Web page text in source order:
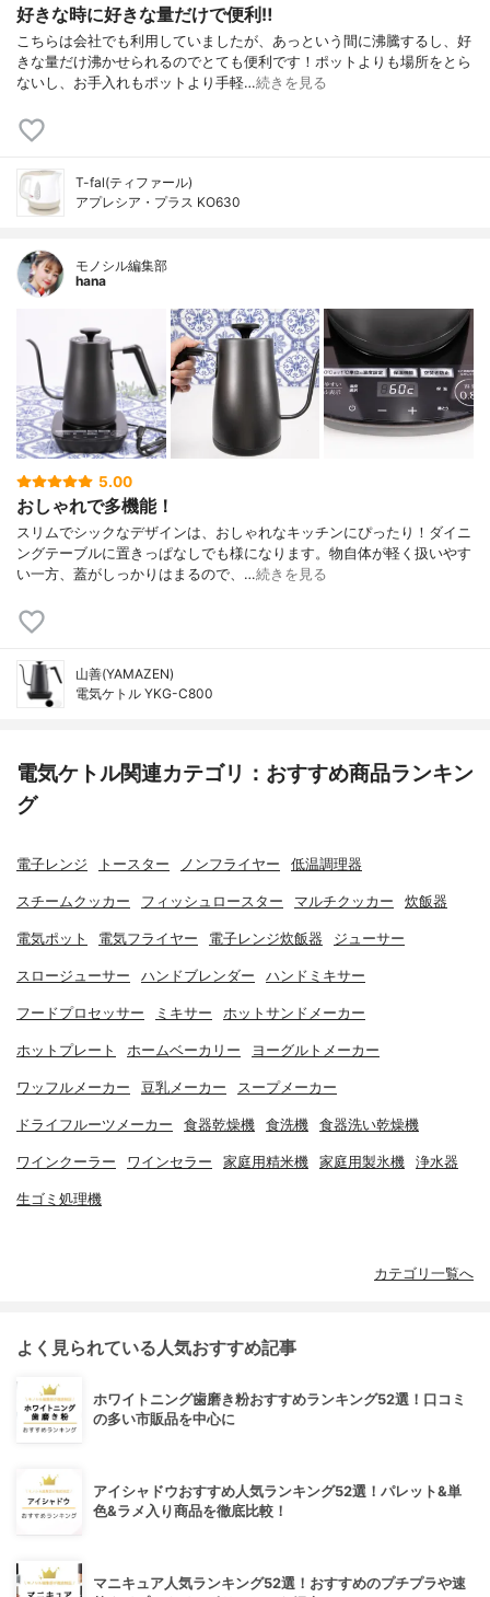
好きな時に好きな量だけで便利‼︎
こちらは会社でも利用していましたが、あっという間に沸騰するし、好
きな量だけ沸かせられるのでとても便利です！ポットよりも場所をとら
ないし、お手入れもポットより手軽…続きを見る
T-fal(ティファール)
アプレシア・プラス KO630
モノシル編集部
hana
5.00
おしゃれで多機能！
スリムでシックなデザインは、おしゃれなキッチンにぴったり！ダイニ
ングテーブルに置きっぱなしでも様になります。物自体が軽く扱いやす
い一方、蓋がしっかりはまるので、…続きを見る
山善(YAMAZEN)
電気ケトル YKG-C800
電気ケトル関連カテゴリ：おすすめ商品ランキン
グ
電子レンジ トースター ノンフライヤー 低温調理器
スチームクッカー フィッシュロースター マルチクッカー 炊飯器
電気ポット 電気フライヤー 電子レンジ炊飯器 ジューサー
スロージューサー ハンドブレンダー ハンドミキサー
フードプロセッサー ミキサー ホットサンドメーカー
ホットプレート ホームベーカリー ヨーグルトメーカー
ワッフルメーカー 豆乳メーカー スープメーカー
ドライフルーツメーカー 食器乾燥機 食洗機 食器洗い乾燥機
ワインクーラー ワインセラー 家庭用精米機 家庭用製氷機 浄水器
生ゴミ処理機
カテゴリ一覧へ
よく見られている人気おすすめ記事
ホワイトニング歯磨き粉おすすめランキング52選！口コミ
の多い市販品を中心に
アイシャドウおすすめ人気ランキング52選！パレット&単
色&ラメ入り商品を徹底比較！
マニキュア人気ランキング52選！おすすめのプチプラや速